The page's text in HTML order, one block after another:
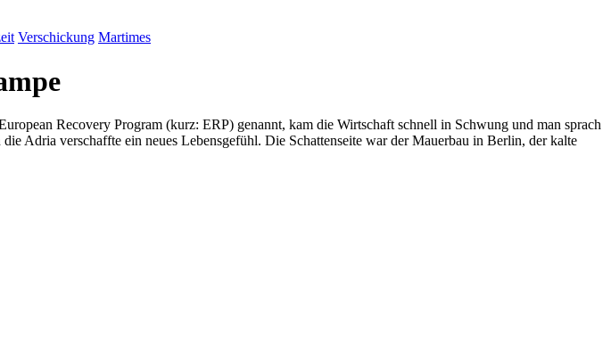
Verschickung Martimes
Recovery Program (kurz: ERP) genannt, kam die Wirtschaft schnell in Schwung und man sprach
Adria verschaffte ein neues Lebensgefühl. Die Schattenseite war der Mauerbau in Berlin, der kalte